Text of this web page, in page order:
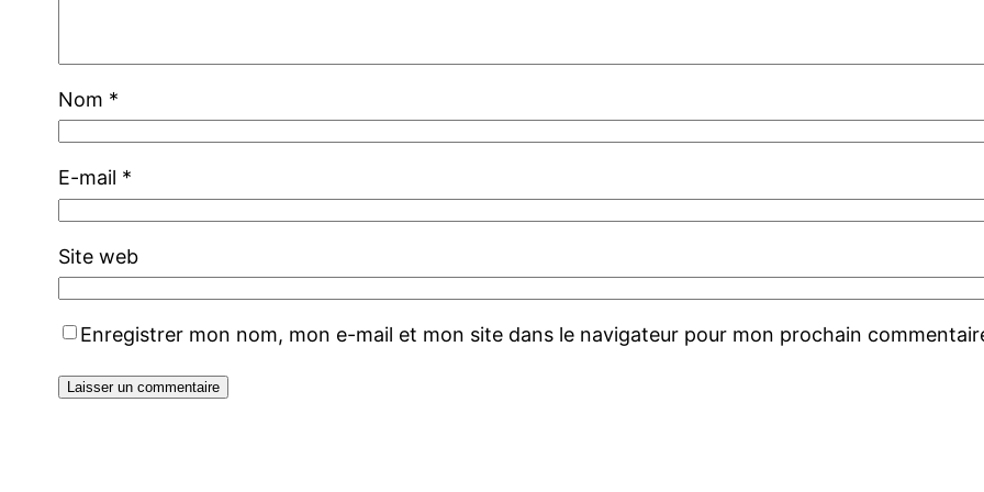
Nom *
E-mail *
Site web
Enregistrer mon nom, mon e-mail et mon site dans le navigateur pour mon prochain